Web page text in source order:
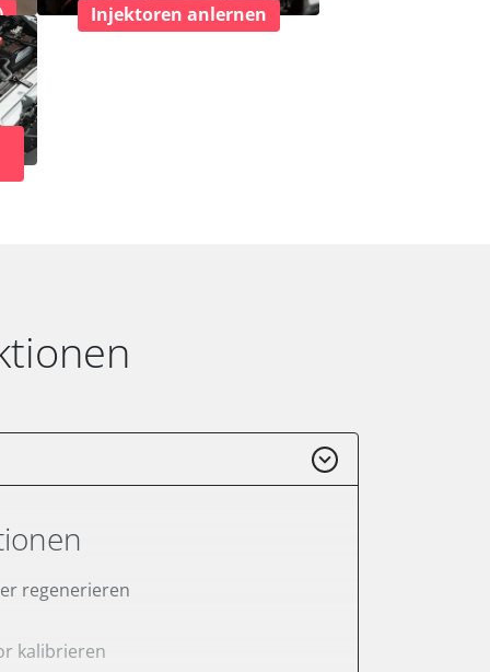
Injektoren anlernen
regenerieren
kalibrieren